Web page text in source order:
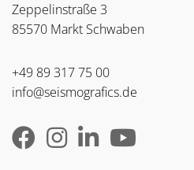
Zeppelinstraße 3
85570 Markt Schwaben
+49 89 317 75 00
info@seismografics.de